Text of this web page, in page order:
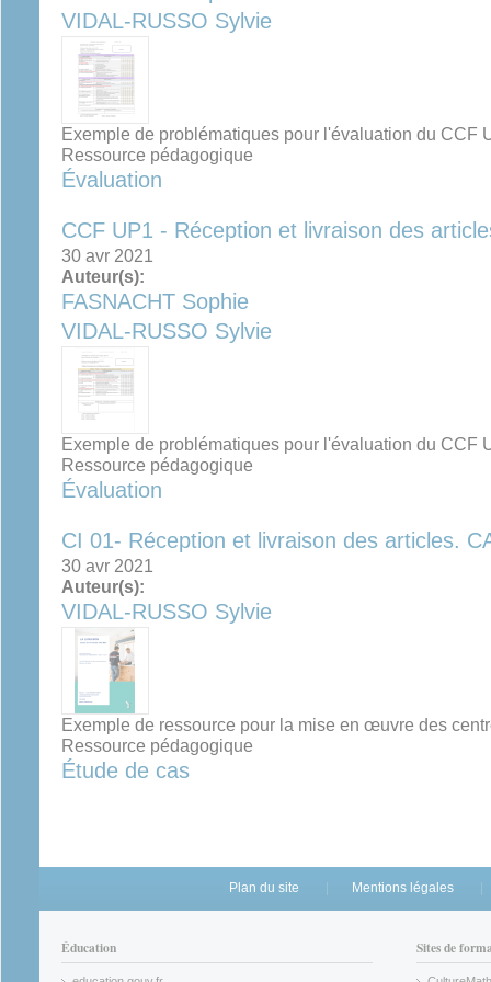
VIDAL-RUSSO Sylvie
Exemple de problématiques pour l'évaluation du CCF
Ressource pédagogique
Évaluation
CCF UP1 - Réception et livraison des
30 avr 2021
Auteur(s):
FASNACHT Sophie
VIDAL-RUSSO Sylvie
Exemple de problématiques pour l'évaluation du CCF
Ressource pédagogique
Évaluation
CI 01- Réception et livraison des articles.
30 avr 2021
Auteur(s):
VIDAL-RUSSO Sylvie
Exemple de ressource pour la mise en œuvre des
Ressource pédagogique
Étude de cas
Plan du site Mentions légales
Éducation Sites de